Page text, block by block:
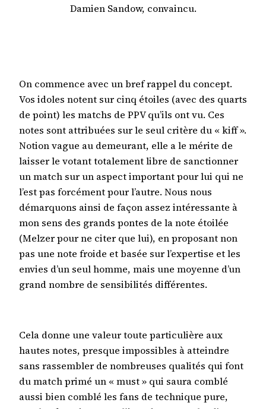
Damien Sandow, convaincu.
On commence avec un bref rappel du concept.
Vos idoles notent sur cinq étoiles (avec des quarts
de point) les matchs de PPV qu’ils ont vu. Ces
notes sont attribuées sur le seul critère du « kiff ».
Notion vague au demeurant, elle a le mérite de
laisser le votant totalement libre de sanctionner
un match sur un aspect important pour lui qui ne
l’est pas forcément pour l’autre. Nous nous
démarquons ainsi de façon assez intéressante à
mon sens des grands pontes de la note étoilée
(Melzer pour ne citer que lui), en proposant non
pas une note froide et basée sur l’expertise et les
envies d’un seul homme, mais une moyenne d’un
grand nombre de sensibilités différentes.
Cela donne une valeur toute particulière aux
hautes notes, presque impossibles à atteindre
sans rassembler de nombreuses qualités qui font
du match primé un « must » qui saura comblé
aussi bien comblé les fans de technique pure,